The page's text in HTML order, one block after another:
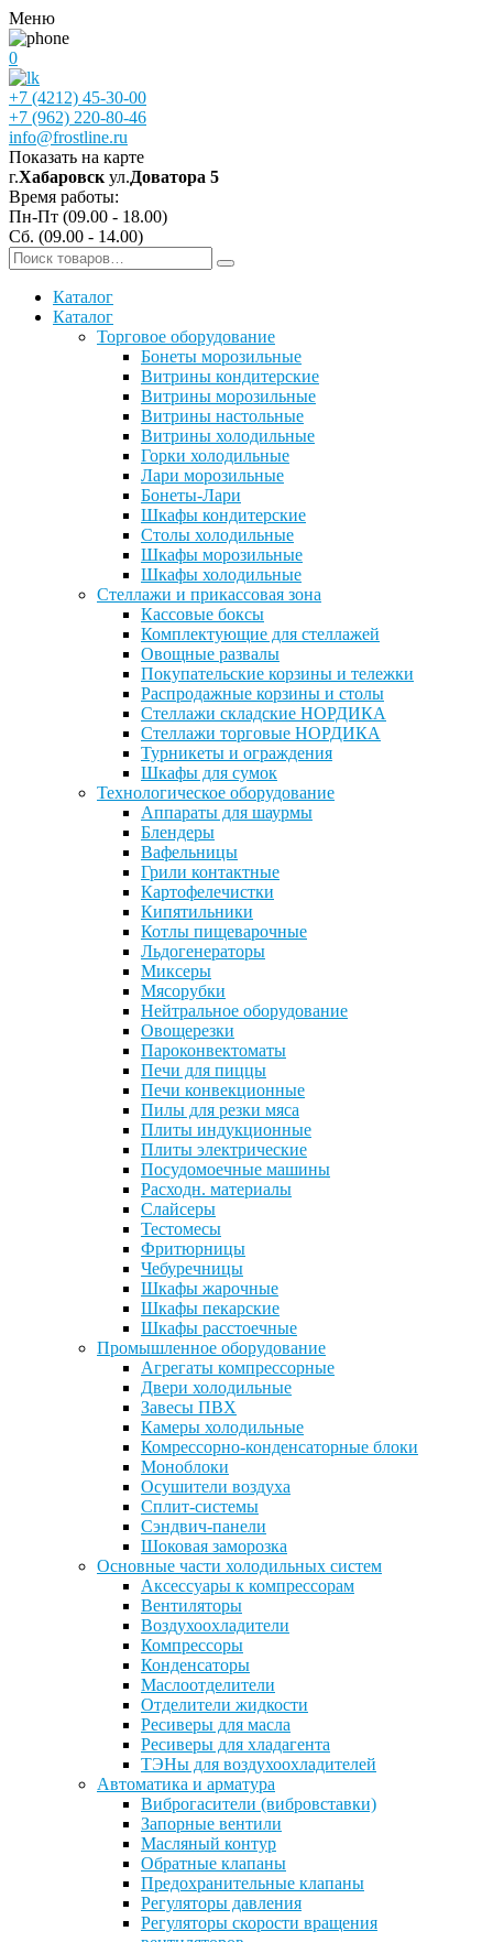
Меню
0
+7 (4212) 45-30-00
+7 (962) 220-80-46
info@frostline.ru
Показать на карте
г.Хабаровск ул.Доватора 5
Время работы:
Пн-Пт (09.00 - 18.00)
Сб. (09.00 - 14.00)
Каталог
Каталог
Торговое оборудование
Бонеты морозильные
Витрины кондитерские
Витрины морозильные
Витрины настольные
Витрины холодильные
Горки холодильные
Лари морозильные
Бонеты-Лари
Шкафы кондитерские
Столы холодильные
Шкафы морозильные
Шкафы холодильные
Стеллажи и прикассовая зона
Кассовые боксы
Комплектующие для стеллажей
Овощные развалы
Покупательские корзины и тележки
Распродажные корзины и столы
Стеллажи складские НОРДИКА
Стеллажи торговые НОРДИКА
Турникеты и ограждения
Шкафы для сумок
Технологическое оборудование
Аппараты для шаурмы
Блендеры
Вафельницы
Грили контактные
Картофелечистки
Кипятильники
Котлы пищеварочные
Льдогенераторы
Миксеры
Мясорубки
Нейтральное оборудование
Овощерезки
Пароконвектоматы
Печи для пиццы
Печи конвекционные
Пилы для резки мяса
Плиты индукционные
Плиты электрические
Посудомоечные машины
Расходн. материалы
Слайсеры
Тестомесы
Фритюрницы
Чебуречницы
Шкафы жарочные
Шкафы пекарские
Шкафы расстоечные
Промышленное оборудование
Агрегаты компрессорные
Двери холодильные
Завесы ПВХ
Камеры холодильные
Комрессорно-конденсаторные блоки
Моноблоки
Осушители воздуха
Сплит-системы
Сэндвич-панели
Шоковая заморозка
Основные части холодильных систем
Аксессуары к компрессорам
Вентиляторы
Воздухоохладители
Компрессоры
Конденсаторы
Маслоотделители
Отделители жидкости
Ресиверы для масла
Ресиверы для хладагента
ТЭНы для воздухоохладителей
Автоматика и арматура
Виброгасители (вибровставки)
Запорные вентили
Масляный контур
Обратные клапаны
Предохранительные клапаны
Регуляторы давления
Регуляторы скорости вращения